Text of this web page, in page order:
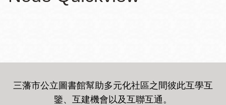
三藩市公立圖書館幫助多元化社區之間彼此互學互
鑒、互建機會以及互聯互通。